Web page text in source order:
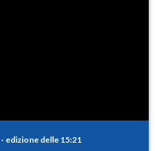
- edizione delle 15:21